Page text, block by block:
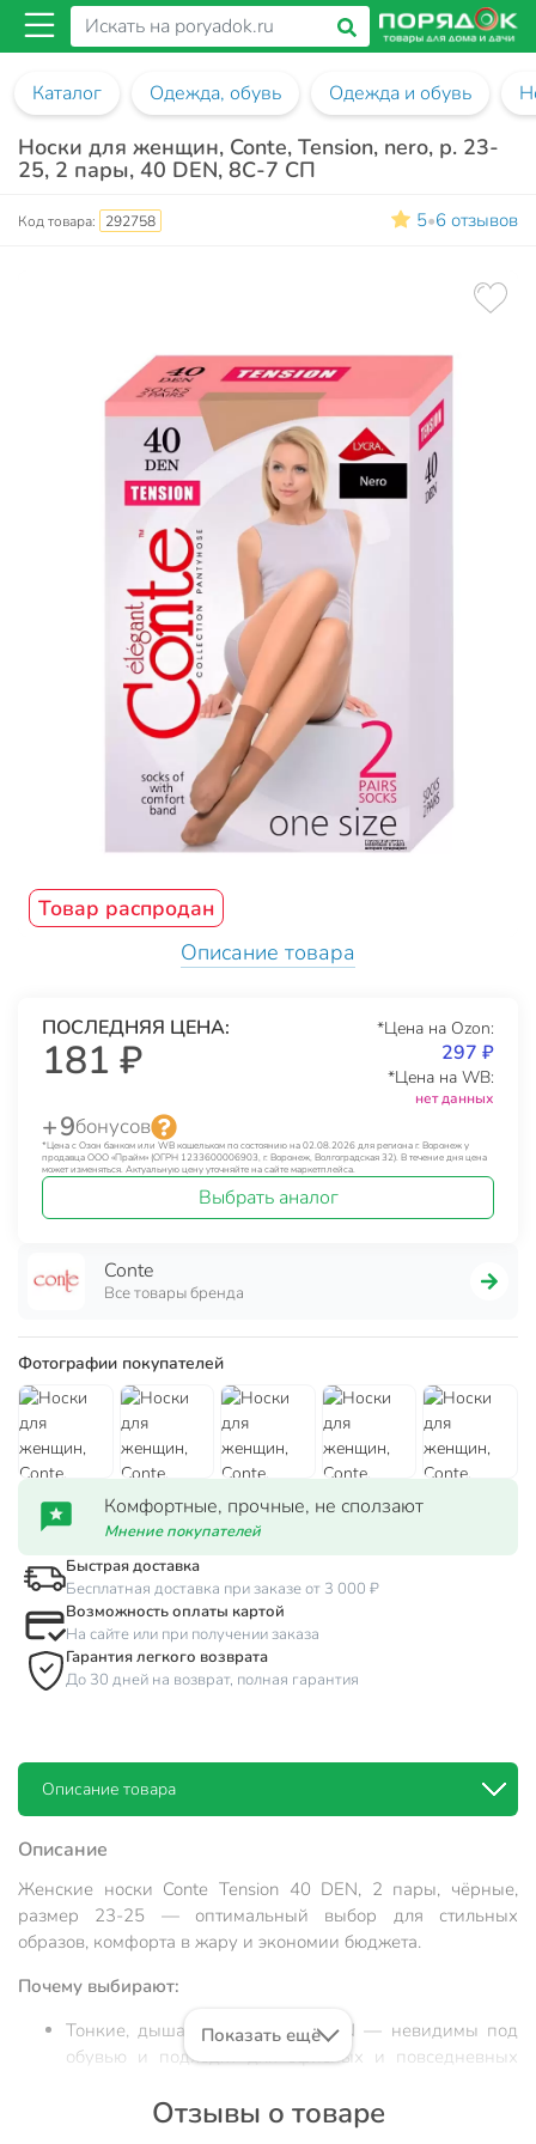
Каталог Одежда, обувь Одежда и обувь
Носки для женщин, Conte, Tension, nero, р. 23-
25, 2 пары, 40 DEN, 8С-7 СП
Код товара: 292758 5•6 отзывов
Товар распродан
Описание товара
ПОСЛЕДНЯЯ ЦЕНА:
181 ₽
*Цена на Ozon:
297 ₽
*Цена на WB:
нет данных
+ 9бонусов
*Цена с Озон банком или WB кошельком по состоянию на 02.08.2026 для региона г. Воронеж у
продавца ООО «Прайм» (ОГРН 1233600006903, г. Воронеж, Волгоградская 32). В течение дня цена
может изменяться. Актуальную цену уточняйте на сайте маркетплейса.
Выбрать аналог
Conte
Все товары бренда
Фотографии покупателей
Комфортные, прочные, не сползают
Мнение покупателей
Быстрая доставка
Бесплатная доставка при заказе от 3 000 ₽
Возможность оплаты картой
На сайте или при получении заказа
Гарантия легкого возврата
До 30 дней на возврат, полная гарантия
Описание товара
Описание
Женские носки Conte Tension 40 DEN, 2 пары, чёрные,
размер 23-25 — оптимальный выбор для стильных
образов, комфорта в жару и экономии бюджета.
Почему выбирают:
Тонкие, дышащие носки 40 DEN — невидимы под
обувью и подходят для офисных и повседневных
Размер 23-25, эластичный полиамид с добавлением
Показать ещё
Отзывы о товаре